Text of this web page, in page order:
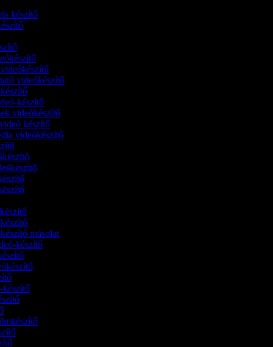
készítő
videókészítő
készítő
videókészítő
készítő
videókészítő
másolat
készítő
készítő